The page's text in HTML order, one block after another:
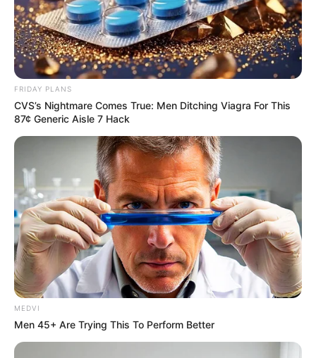
FRIDAY PLANS
CVS’s Nightmare Comes True: Men Ditching Viagra For This
87¢ Generic Aisle 7 Hack
MEDVI
Men 45+ Are Trying This To Perform Better